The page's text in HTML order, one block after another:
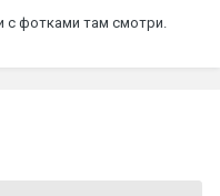
с фотками там смотри.